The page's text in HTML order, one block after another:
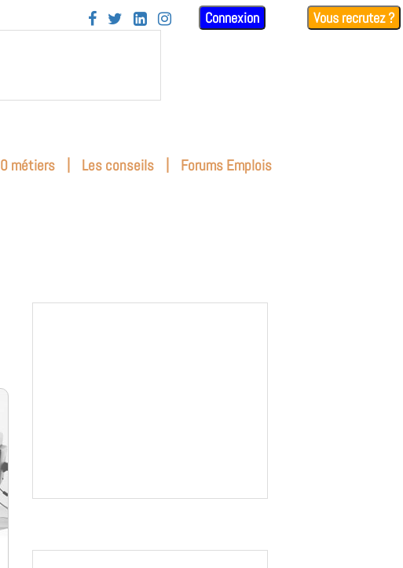
    Connexion Vous recrutez ?
métiers | Les conseils | Forums Emplois